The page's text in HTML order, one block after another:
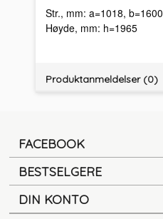
Str., mm: a=1018, b=1600
Høyde, mm: h=1965
Produktanmeldelser (0)
FACEBOOK
BESTSELGERE
DIN KONTO